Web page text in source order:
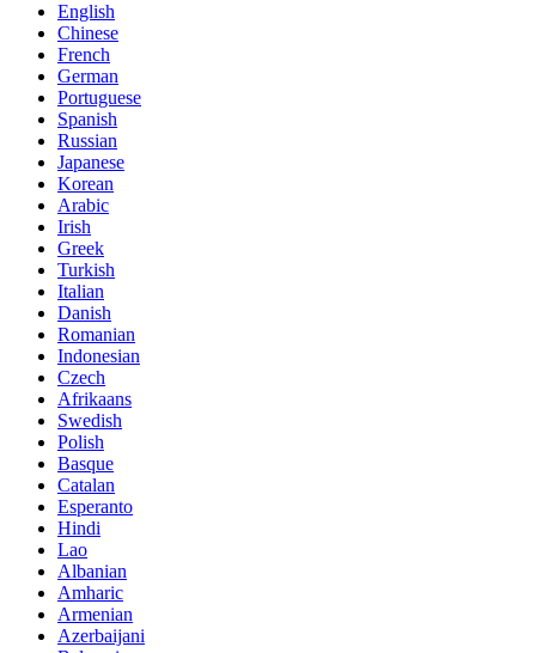
English
Chinese
French
German
Portuguese
Spanish
Russian
Japanese
Korean
Arabic
Irish
Greek
Turkish
Italian
Danish
Romanian
Indonesian
Czech
Afrikaans
Swedish
Polish
Basque
Catalan
Esperanto
Hindi
Lao
Albanian
Amharic
Armenian
Azerbaijani